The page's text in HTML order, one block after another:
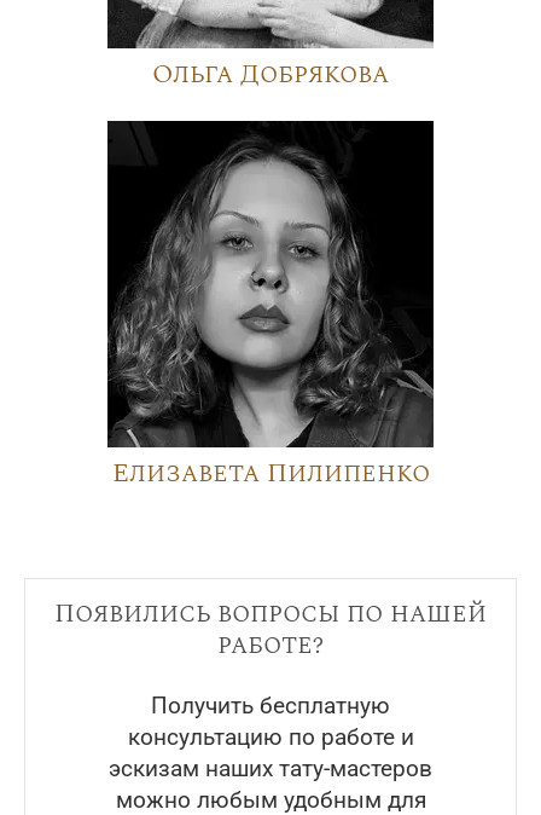
Ольга Добрякова
Елизавета Пилипенко
Появились вопросы по нашей
работе?
Получить бесплатную
консультацию по работе и
эскизам наших тату-мастеров
можно любым удобным для